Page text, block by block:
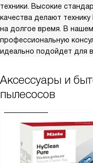
техники. Высокие
качества делают
на долгое время. В
профессиональную
идеально подойдет для
Аксессуары и
пылесосов